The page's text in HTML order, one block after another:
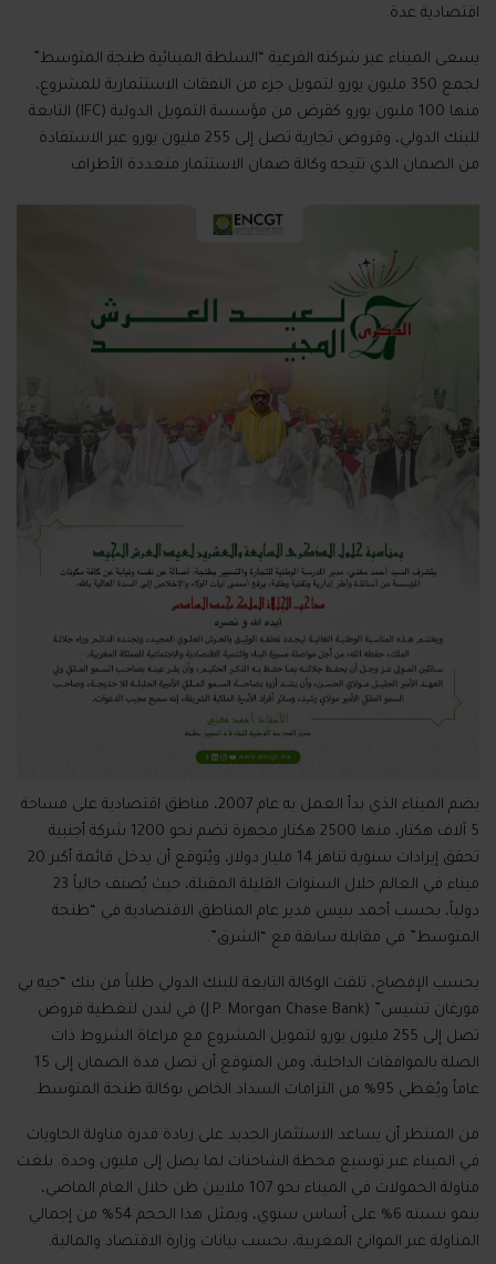
اقتصادية عدة.
يسعى الميناء عبر شركته الفرعية “السلطة المينائية طنجة المتوسط”
لجمع 350 مليون يورو لتمويل جزء من النفقات الاستثمارية للمشروع،
منها 100 مليون يورو كقرض من مؤسسة التمويل الدولية (IFC) التابعة
للبنك الدولي، وقروض تجارية تصل إلى 255 مليون يورو عبر الاستفادة
من الضمان الذي تتيحه وكالة ضمان الاستثمار متعددة الأطراف.
يضم الميناء الذي بدأ العمل به عام 2007، مناطق اقتصادية على مساحة
5 آلاف هكتار، منها 2500 هكتار مجهزة تضم نحو 1200 شركة أجنبية
تحقق إيرادات سنوية تناهز 14 مليار دولار، ويُتوقع أن يدخل قائمة أكبر 20
ميناء في العالم خلال السنوات القليلة المقبلة، حيث يُصنف حالياً 23
دولياً، بحسب أحمد بنيس مدير عام المناطق الاقتصادية في “طنجة
المتوسط” في مقابلة سابقة مع “الشرق”.
بحسب الإفصاح، تلقت الوكالة التابعة للبنك الدولي طلباً من بنك “جيه بي
مورغان تشيس” (J.P. Morgan Chase Bank) في لندن لتغطية قروض
تصل إلى 255 مليون يورو لتمويل المشروع مع مراعاة الشروط ذات
الصلة بالموافقات الداخلية، ومن المتوقع أن تصل مدة الضمان إلى 15
عاماً ويُغطي 95% من التزامات السداد الخاص بوكالة طنجة المتوسط.
من المنتظر أن يساعد الاستثمار الجديد على زيادة قدرة مناولة الحاويات
في الميناء عبر توسيع محطة الشاحنات لما يصل إلى مليون وحدة. بلغت
مناولة الحمولات في الميناء نحو 107 ملايين طن خلال العام الماضي،
بنمو نسبته 6% على أساس سنوي، ويمثل هذا الحجم 54% من إجمالي
المناولة عبر الموانئ المغربية، بحسب بيانات وزارة الاقتصاد والمالية.